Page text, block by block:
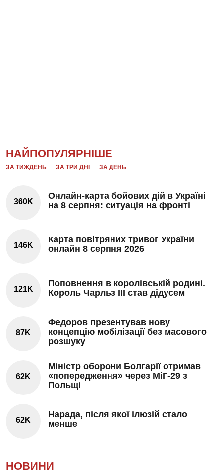
НАЙПОПУЛЯРНІШЕ
ЗА ТИЖДЕНЬ ЗА ТРИ ДНІ ЗА ДЕНЬ
360K
Онлайн-карта бойових дій в Україні
на 8 серпня: ситуація на фронті
146K
Карта повітряних тривог України
онлайн 8 серпня 2026
121K
Поповнення в королівській родині.
Король Чарльз III став дідусем
87K
Федоров презентував нову
концепцію мобілізації без масового
розшуку
62K
Міністр оборони Болгарії отримав
«попередження» через МіГ-29 з
Польщі
62K
Нарада, після якої ілюзій стало
менше
НОВИНИ